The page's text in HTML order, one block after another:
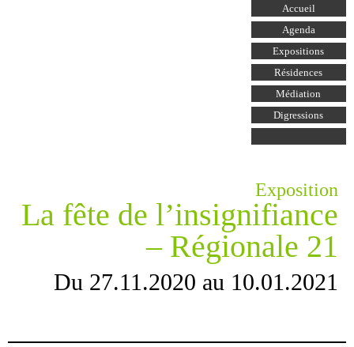
Aller au
contenu
principal
Accueil
Agenda
Expositions
Résidences
Médiation
Digressions
Exposition
La fête de l’insignifiance
– Régionale 21
Du 27.11.2020 au 10.01.2021